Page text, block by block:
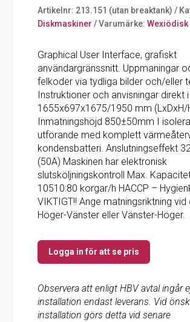
Artikelnr: 213.151 (utan breaktank)
Diskmaskiner
Varumärke:Wexiödisk
Graphical User Interface, grafiskt
användargränssnitt. Uppmaningar
felkoder via tydliga bilder och/eller
Instruktioner och anvisningar direkt
1655x697x1675/1950 mm (LxDxH/
Inmatningshöjd 850±50mm I
utförande med komplett
kondensbatteri. Anslutningseffekt
(50A) Maskinen har elektronisk
slutsköljningskontroll Max.
10510:80 korgar/h HACCP –
VIKTIGT!! Ange matningsriktning vid
Höger-Vänster eller Vänster-Höger.
Logga in för att se pris
Observera att enligt HBV avtal ingår
installation endast leverans. Vid
installation görs detta vid senare